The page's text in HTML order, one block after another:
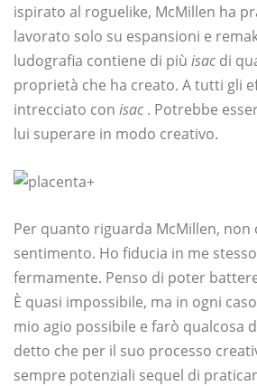
ispirato al roguelike, McMillen ha
lavorato solo su espansioni e
ludografia contiene di più isac di
proprietà che ha creato. A tutti gli
intrecciato con isac . Potrebbe
lui superare in modo creativo.
Per quanto riguarda McMillen, non
sentimento. Ho fiducia in me
fermamente. Penso di poter
È quasi impossibile, ma in ogni
mio agio possibile e farò qualcosa
detto che per il suo processo
sempre potenziali sequel di